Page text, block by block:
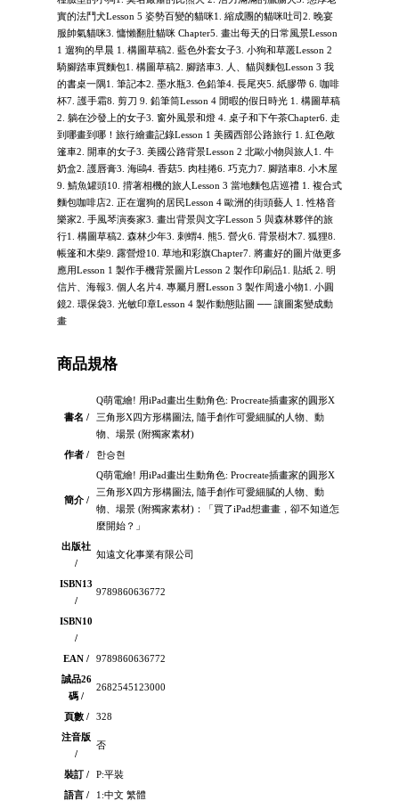
實的法鬥犬Lesson 5 姿勢百變的貓咪1. 縮成團的貓咪吐司2. 晚宴
服帥氣貓咪3. 慵懶翻肚貓咪 Chapter5. 畫出每天的日常風景Lesson
1 遛狗的早晨 1. 構圖草稿2. 藍色外套女子3. 小狗和草叢Lesson 2
騎腳踏車買麵包1. 構圖草稿2. 腳踏車3. 人、貓與麵包Lesson 3 我
的書桌一隅1. 筆記本2. 墨水瓶3. 色鉛筆4. 長尾夾5. 紙膠帶 6. 咖啡
杯7. 護手霜8. 剪刀 9. 鉛筆筒Lesson 4 閒暇的假日時光 1. 構圖草稿
2. 躺在沙發上的女子3. 窗外風景和燈 4. 桌子和下午茶Chapter6. 走
到哪畫到哪！旅行繪畫記錄Lesson 1 美國西部公路旅行 1. 紅色敞
篷車2. 開車的女子3. 美國公路背景Lesson 2 北歐小物與旅人1. 牛
奶盒2. 護唇膏3. 海鷗4. 香菇5. 肉桂捲6. 巧克力7. 腳踏車8. 小木屋
9. 鯖魚罐頭10. 揹著相機的旅人Lesson 3 當地麵包店巡禮 1. 複合式
麵包咖啡店2. 正在遛狗的居民Lesson 4 歐洲的街頭藝人 1. 性格音
樂家2. 手風琴演奏家3. 畫出背景與文字Lesson 5 與森林夥伴的旅
行1. 構圖草稿2. 森林少年3. 刺蝟4. 熊5. 營火6. 背景樹木7. 狐狸8.
帳篷和木柴9. 露營燈10. 草地和彩旗Chapter7. 將畫好的圖片做更多
應用Lesson 1 製作手機背景圖片Lesson 2 製作印刷品1. 貼紙 2. 明
信片、海報3. 個人名片4. 專屬月曆Lesson 3 製作周邊小物1. 小圓
鏡2. 環保袋3. 光敏印章Lesson 4 製作動態貼圖 ── 讓圖案變成動
畫
商品規格
書名 /
Q萌電繪! 用iPad畫出生動角色: Procreate插畫家的圓形X
三角形X四方形構圖法, 隨手創作可愛細膩的人物、動
物、場景 (附獨家素材)
作者 /
한승현
簡介 /
Q萌電繪! 用iPad畫出生動角色: Procreate插畫家的圓形X
三角形X四方形構圖法, 隨手創作可愛細膩的人物、動
物、場景 (附獨家素材)：「買了iPad想畫畫，卻不知道怎
麼開始？」
出版社
/
知遠文化事業有限公司
ISBN13
/
9789860636772
ISBN10
/
EAN /
9789860636772
誠品26
碼 /
2682545123000
頁數 /
328
注音版
/
否
裝訂 /
P:平裝
語言 /
1:中文 繁體